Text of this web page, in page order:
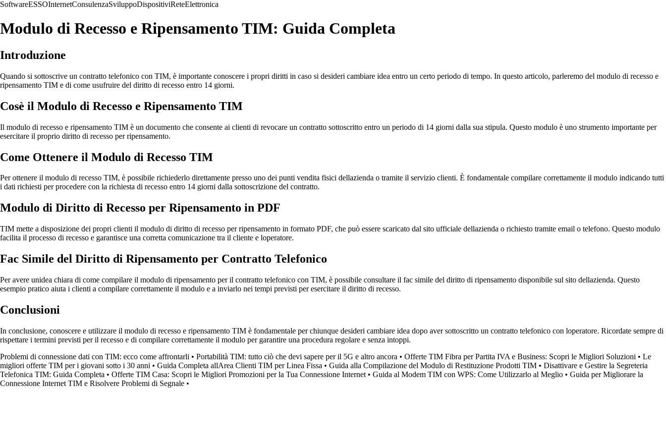
SoftwareESSOInternetConsulenzaSviluppoDispositiviReteElettronica
Modulo di Recesso e Ripensamento TIM: Guida Completa
Introduzione
Quando si sottoscrive un contratto telefonico con TIM, è importante conoscere i propri diritti in caso si desideri cambiare idea entro un certo periodo di tempo. In questo articolo, parleremo del modulo di recesso e
ripensamento TIM e di come usufruire del diritto di recesso entro 14 giorni.
Cosè il Modulo di Recesso e Ripensamento TIM
Il modulo di recesso e ripensamento TIM è un documento che consente ai clienti di revocare un contratto sottoscritto entro un periodo di 14 giorni dalla sua stipula. Questo modulo è uno strumento importante per
esercitare il proprio diritto di recesso per ripensamento.
Come Ottenere il Modulo di Recesso TIM
Per ottenere il modulo di recesso TIM, è possibile richiederlo direttamente presso uno dei punti vendita fisici dellazienda o tramite il servizio clienti. È fondamentale compilare correttamente il modulo indicando tutti
i dati richiesti per procedere con la richiesta di recesso entro 14 giorni dalla sottoscrizione del contratto.
Modulo di Diritto di Recesso per Ripensamento in PDF
TIM mette a disposizione dei propri clienti il modulo di diritto di recesso per ripensamento in formato PDF, che può essere scaricato dal sito ufficiale dellazienda o richiesto tramite email o telefono. Questo modulo
facilita il processo di recesso e garantisce una corretta comunicazione tra il cliente e loperatore.
Fac Simile del Diritto di Ripensamento per Contratto Telefonico
Per avere unidea chiara di come compilare il modulo di ripensamento per il contratto telefonico con TIM, è possibile consultare il fac simile del diritto di ripensamento disponibile sul sito dellazienda. Questo
esempio pratico aiuta i clienti a compilare correttamente il modulo e a inviarlo nei tempi previsti per esercitare il diritto di recesso.
Conclusioni
In conclusione, conoscere e utilizzare il modulo di recesso e ripensamento TIM è fondamentale per chiunque desideri cambiare idea dopo aver sottoscritto un contratto telefonico con loperatore. Ricordate sempre di
rispettare i termini previsti per il recesso e di compilare correttamente il modulo per garantire una procedura regolare e senza intoppi.
Problemi di connessione dati con TIM: ecco come affrontarli • Portabilità TIM: tutto ciò che devi sapere per il 5G e altro ancora • Offerte TIM Fibra per Partita IVA e Business: Scopri le Migliori Soluzioni • Le
migliori offerte TIM per i giovani sotto i 30 anni • Guida Completa allArea Clienti TIM per Linea Fissa • Guida alla Compilazione del Modulo di Restituzione Prodotti TIM • Disattivare e Gestire la Segreteria
Telefonica TIM: Guida Completa • Offerte TIM Casa: Scopri le Migliori Promozioni per la Tua Connessione Internet • Guida al Modem TIM con WPS: Come Utilizzarlo al Meglio • Guida per Migliorare la
Connessione Internet TIM e Risolvere Problemi di Segnale •